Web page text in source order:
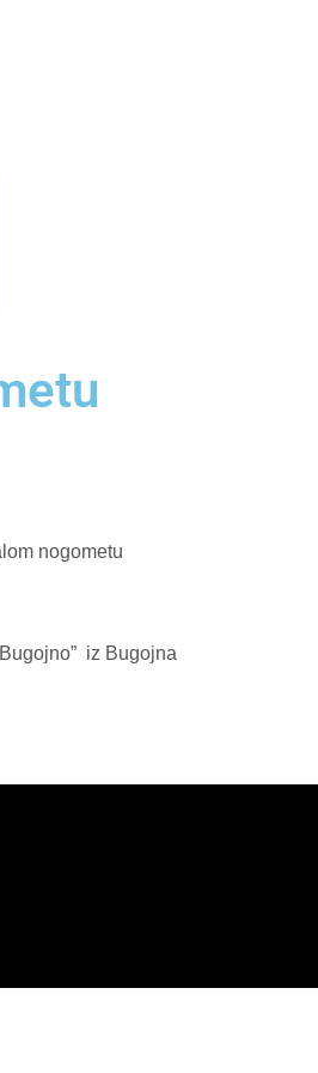
nogometu
iz Bugojna